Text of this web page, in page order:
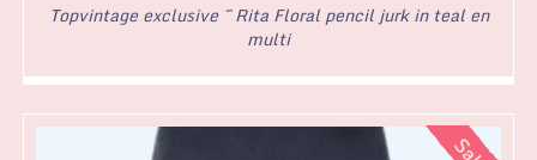
Topvintage exclusive ~ Rita Floral pencil jurk in teal en
multi